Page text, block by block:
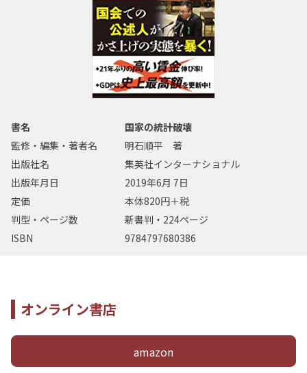
書名
国家の統計破壊
監修・編集・著者名
明石順平 著
出版社名
集英社インターナショナル
出版年月日
2019年6月 7日
定価
本体820円＋税
判型・ページ数
新書判・224ページ
ISBN
9784797680386
オンライン書店
amazon